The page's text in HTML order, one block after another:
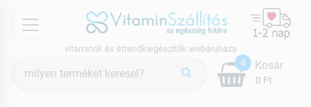
menu
vitaminok és étrendkiegészítők webáruháza
keresés
0
0 Ft
Kosár